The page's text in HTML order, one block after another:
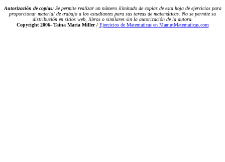
Autorización de copias: Se permite realizar un número ilimitado de copias de esta hoja de ejercicios para
proporcionar material de trabajo a los estudiantes para sus tareas de matemáticas. No se permite su
distribución en sitios web, libros o similares sin la autorización de la autora.
Copyright 2006-Taina Maria Miller / Ejercicios de Matematicas en MamutMatematicas.com